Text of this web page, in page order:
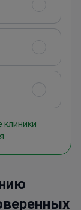
клиники